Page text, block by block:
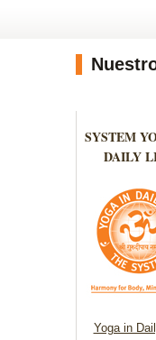
SYSTEM
DAILY
Yoga in